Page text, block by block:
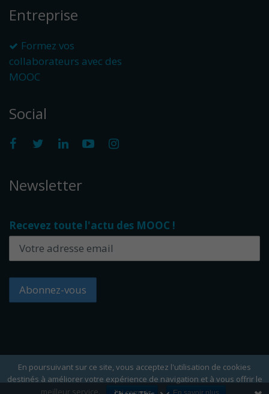
Entreprise
Formez vos
collaborateurs avec des
MOOC
Social
Newsletter
Recevez toute l'actu des MOOC !
Copyright Edflex © 2024 -Editorial-CGU-Cookies
En poursuivant sur ce site, vous acceptez l'utilisation de cookies
destinés à améliorer votre expérience de navigation et à vous offrir le